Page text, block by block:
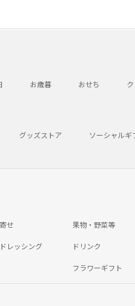
お歳暮 おせち
グッズストア ソーシャルギ
せ 果物・野菜等
レッシング ドリンク
フラワーギフト